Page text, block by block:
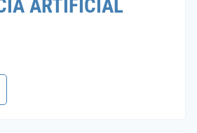
ARTIFICIAL